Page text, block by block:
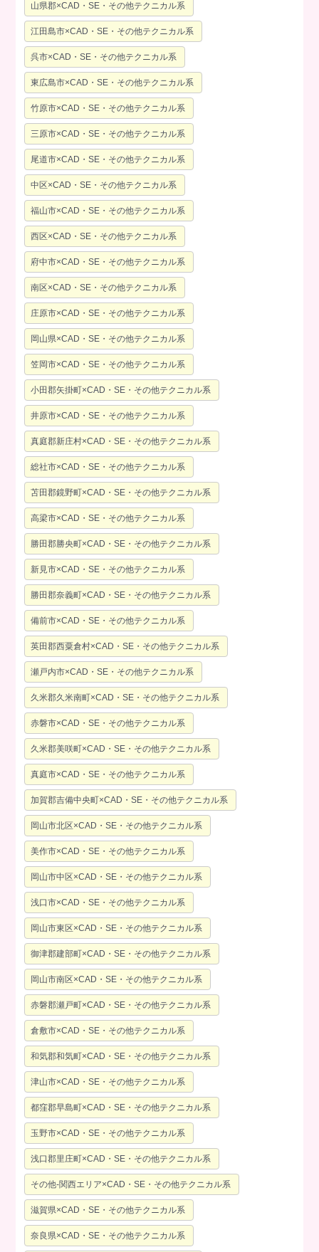
山県郡×CAD・SE・その他テクニカル系
江田島市×CAD・SE・その他テクニカル系
呉市×CAD・SE・その他テクニカル系
東広島市×CAD・SE・その他テクニカル系
竹原市×CAD・SE・その他テクニカル系
三原市×CAD・SE・その他テクニカル系
尾道市×CAD・SE・その他テクニカル系
中区×CAD・SE・その他テクニカル系
福山市×CAD・SE・その他テクニカル系
西区×CAD・SE・その他テクニカル系
府中市×CAD・SE・その他テクニカル系
南区×CAD・SE・その他テクニカル系
庄原市×CAD・SE・その他テクニカル系
岡山県×CAD・SE・その他テクニカル系
笠岡市×CAD・SE・その他テクニカル系
小田郡矢掛町×CAD・SE・その他テクニカル系
井原市×CAD・SE・その他テクニカル系
真庭郡新庄村×CAD・SE・その他テクニカル系
総社市×CAD・SE・その他テクニカル系
苫田郡鏡野町×CAD・SE・その他テクニカル系
高梁市×CAD・SE・その他テクニカル系
勝田郡勝央町×CAD・SE・その他テクニカル系
新見市×CAD・SE・その他テクニカル系
勝田郡奈義町×CAD・SE・その他テクニカル系
備前市×CAD・SE・その他テクニカル系
英田郡西粟倉村×CAD・SE・その他テクニカル系
瀬戸内市×CAD・SE・その他テクニカル系
久米郡久米南町×CAD・SE・その他テクニカル系
赤磐市×CAD・SE・その他テクニカル系
久米郡美咲町×CAD・SE・その他テクニカル系
真庭市×CAD・SE・その他テクニカル系
加賀郡吉備中央町×CAD・SE・その他テクニカル系
岡山市北区×CAD・SE・その他テクニカル系
美作市×CAD・SE・その他テクニカル系
岡山市中区×CAD・SE・その他テクニカル系
浅口市×CAD・SE・その他テクニカル系
岡山市東区×CAD・SE・その他テクニカル系
御津郡建部町×CAD・SE・その他テクニカル系
岡山市南区×CAD・SE・その他テクニカル系
赤磐郡瀬戸町×CAD・SE・その他テクニカル系
倉敷市×CAD・SE・その他テクニカル系
和気郡和気町×CAD・SE・その他テクニカル系
津山市×CAD・SE・その他テクニカル系
都窪郡早島町×CAD・SE・その他テクニカル系
玉野市×CAD・SE・その他テクニカル系
浅口郡里庄町×CAD・SE・その他テクニカル系
その他-関西エリア×CAD・SE・その他テクニカル系
滋賀県×CAD・SE・その他テクニカル系
奈良県×CAD・SE・その他テクニカル系